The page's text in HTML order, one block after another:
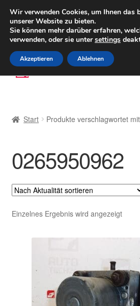
LIEFERUNG ab
Weltweiter
(800) 500 564Mo-Fr
Zur
Navigation
Zum
Inhalt
AGB
Beschwerden
Beschwerdeordnung
Datenschutz-Bestimmungen
Impressum
Start Produkte verschlagwortet
0265950962
Einzelnes Ergebnis wird angezeigt
Wir verwenden Cookies, um Ihnen das
unserer Website zu bieten.
Sie können mehr darüber erfahren,
verwenden, oder sie untersettings
Akzeptieren Ablehnen